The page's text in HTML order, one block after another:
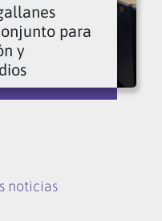
para
y
noticias